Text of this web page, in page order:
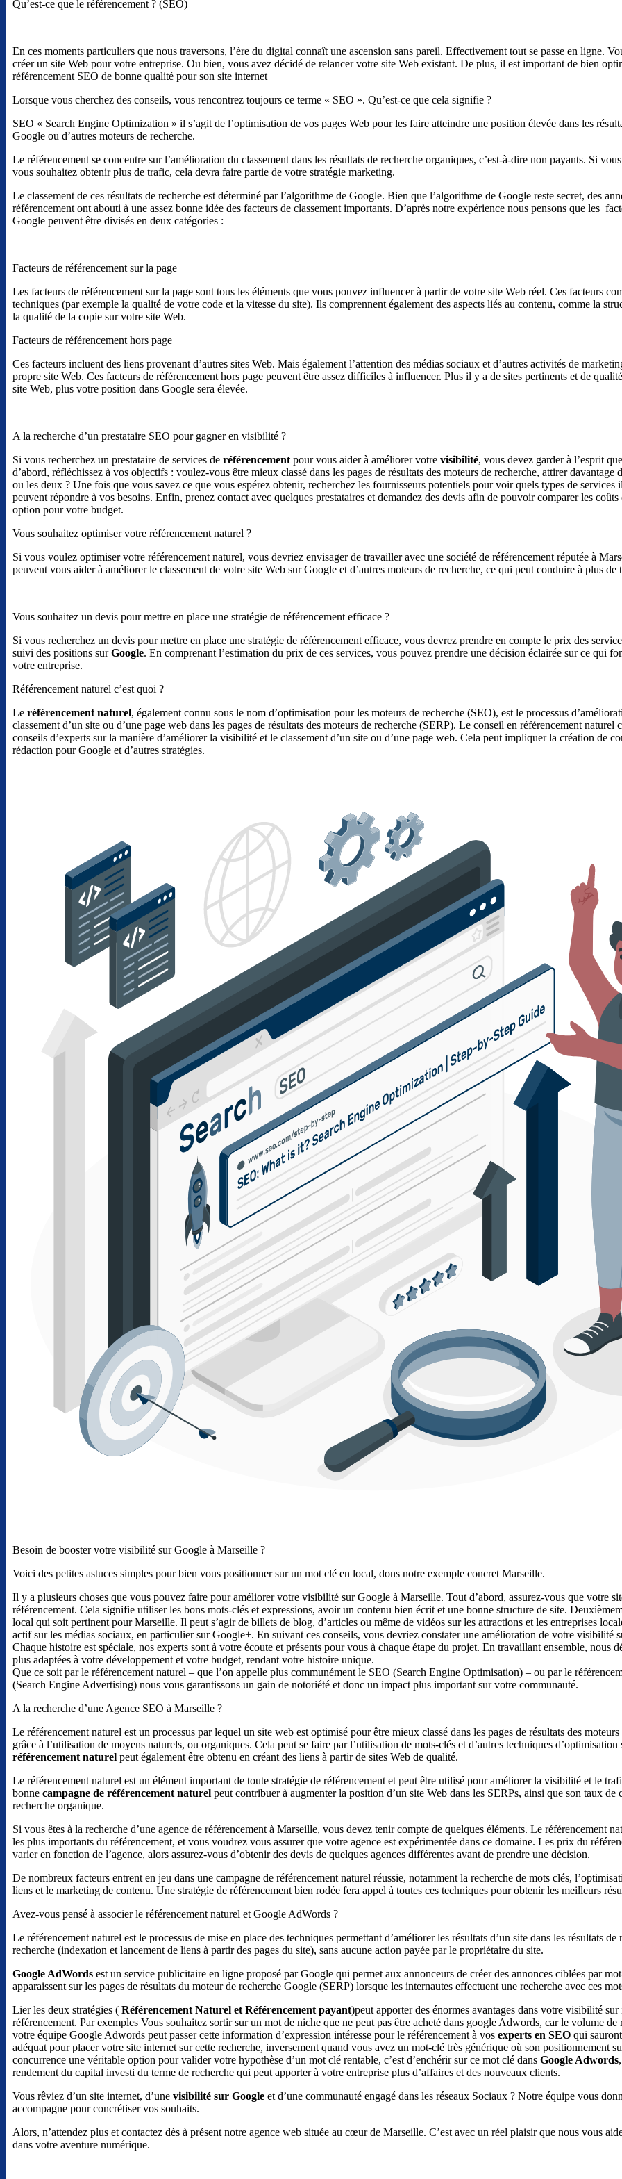
Qu’est-ce que le référencement ? (SEO)
En ces moments particuliers que nous traversons, l’ère du digital connaît une ascension sans pareil. Effectivement tout se passe en ligne.
créer un site Web pour votre entreprise. Ou bien, vous avez décidé de relancer votre site Web existant. De plus, il est important de bien
référencement SEO de bonne qualité pour son site internet
Lorsque vous cherchez des conseils, vous rencontrez toujours ce terme « SEO ». Qu’est-ce que cela signifie ?
SEO « Search Engine Optimization » il s’agit de l’optimisation de vos pages Web pour les faire atteindre une position élevée dans les
Google ou d’autres moteurs de recherche.
Le référencement se concentre sur l’amélioration du classement dans les résultats de recherche organiques, c’est-à-dire non payants. Si
vous souhaitez obtenir plus de trafic, cela devra faire partie de votre stratégie marketing.
Le classement de ces résultats de recherche est déterminé par l’algorithme de Google. Bien que l’algorithme de Google reste secret, des
référencement ont abouti à une assez bonne idée des facteurs de classement importants. D’après notre expérience nous pensons que les
Google peuvent être divisés en deux catégories :
Facteurs de référencement sur la page
Les facteurs de référencement sur la page sont tous les éléments que vous pouvez influencer à partir de votre site Web réel. Ces facteurs
techniques (par exemple la qualité de votre code et la vitesse du site). Ils comprennent également des aspects liés au contenu, comme la
la qualité de la copie sur votre site Web.
Facteurs de référencement hors page
Ces facteurs incluent des liens provenant d’autres sites Web. Mais également l’attention des médias sociaux et d’autres activités de
propre site Web. Ces facteurs de référencement hors page peuvent être assez difficiles à influencer. Plus il y a de sites pertinents et de
site Web, plus votre position dans Google sera élevée.
A la recherche d’un prestataire SEO pour gagner en visibilité ?
Si vous recherchez un prestataire de services de référencement pour vous aider à améliorer votre visibilité, vous devez garder à l’esprit
d’abord, réfléchissez à vos objectifs : voulez-vous être mieux classé dans les pages de résultats des moteurs de recherche, attirer davantage
ou les deux ? Une fois que vous savez ce que vous espérez obtenir, recherchez les fournisseurs potentiels pour voir quels types de services
peuvent répondre à vos besoins. Enfin, prenez contact avec quelques prestataires et demandez des devis afin de pouvoir comparer les
option pour votre budget.
Vous souhaitez optimiser votre référencement naturel ?
Si vous voulez optimiser votre référencement naturel, vous devriez envisager de travailler avec une société de référencement réputée à
peuvent vous aider à améliorer le classement de votre site Web sur Google et d’autres moteurs de recherche, ce qui peut conduire à plus de
Vous souhaitez un devis pour mettre en place une stratégie de référencement efficace ?
Si vous recherchez un devis pour mettre en place une stratégie de référencement efficace, vous devrez prendre en compte le prix des
suivi des positions surGoogle. En comprenant l’estimation du prix de ces services, vous pouvez prendre une décision éclairée sur ce qui
votre entreprise.
Référencement naturel c’est quoi ?
Le référencement naturel, également connu sous le nom d’optimisation pour les moteurs de recherche (SEO), est le processus
classement d’un site ou d’une page web dans les pages de résultats des moteurs de recherche (SERP). Le conseil en référencement naturel
conseils d’experts sur la manière d’améliorer la visibilité et le classement d’un site ou d’une page web. Cela peut impliquer la création de
rédaction pour Google et d’autres stratégies.
Besoin de booster votre visibilité sur Google à Marseille ?
Voici des petites astuces simples pour bien vous positionner sur un mot clé en local, dons notre exemple concret Marseille.
Il y a plusieurs choses que vous pouvez faire pour améliorer votre visibilité sur Google à Marseille. Tout d’abord, assurez-vous que votre
référencement. Cela signifie utiliser les bons mots-clés et expressions, avoir un contenu bien écrit et une bonne structure de site.
local qui soit pertinent pour Marseille. Il peut s’agir de billets de blog, d’articles ou même de vidéos sur les attractions et les entreprises
actif sur les médias sociaux, en particulier sur Google+. En suivant ces conseils, vous devriez constater une amélioration de votre visibilité
Chaque histoire est spéciale, nos experts sont à votre écoute et présents pour vous à chaque étape du projet. En travaillant ensemble, nous
plus adaptées à votre développement et votre budget, rendant votre histoire unique.
Que ce soit par le référencement naturel – que l’on appelle plus communément le SEO (Search Engine Optimisation) – ou par le
(Search Engine Advertising) nous vous garantissons un gain de notoriété et donc un impact plus important sur votre communauté.
A la recherche d’une Agence SEO à Marseille ?
Le référencement naturel est un processus par lequel un site web est optimisé pour être mieux classé dans les pages de résultats des
grâce à l’utilisation de moyens naturels, ou organiques. Cela peut se faire par l’utilisation de mots-clés et d’autres techniques
référencement naturel peut également être obtenu en créant des liens à partir de sites Web de qualité.
Le référencement naturel est un élément important de toute stratégie de référencement et peut être utilisé pour améliorer la visibilité et le
bonne campagne de référencement naturel peut contribuer à augmenter la position d’un site Web dans les SERPs, ainsi que son taux
recherche organique.
Si vous êtes à la recherche d’une agence de référencement à Marseille, vous devez tenir compte de quelques éléments. Le référencement
les plus importants du référencement, et vous voudrez vous assurer que votre agence est expérimentée dans ce domaine. Les prix du
varier en fonction de l’agence, alors assurez-vous d’obtenir des devis de quelques agences différentes avant de prendre une décision.
De nombreux facteurs entrent en jeu dans une campagne de référencement naturel réussie, notamment la recherche de mots clés,
liens et le marketing de contenu. Une stratégie de référencement bien rodée fera appel à toutes ces techniques pour obtenir les meilleurs
Avez-vous pensé à associer le référencement naturel et Google AdWords ?
Le référencement naturel est le processus de mise en place des techniques permettant d’améliorer les résultats d’un site dans les résultats de
recherche (indexation et lancement de liens à partir des pages du site), sans aucune action payée par le propriétaire du site.
Google AdWords est un service publicitaire en ligne proposé par Google qui permet aux annonceurs de créer des annonces ciblées par
apparaissent sur les pages de résultats du moteur de recherche Google (SERP) lorsque les internautes effectuent une recherche avec ces
Lier les deux stratégies ( Référencement Naturel et Référencement payant)peut apporter des énormes avantages dans votre visibilité
référencement. Par exemples Vous souhaitez sortir sur un mot de niche que ne peut pas être acheté dans google Adwords, car le volume de
votre équipe Google Adwords peut passer cette information d’expression intéresse pour le référencement à vos experts en SEO qui
adéquat pour placer votre site internet sur cette recherche, inversement quand vous avez un mot-clé très générique où son positionnement
concurrence une véritable option pour valider votre hypothèse d’un mot clé rentable, c’est d’enchérir sur ce mot clé dans Google Adwords
rendement du capital investi du terme de recherche qui peut apporter à votre entreprise plus d’affaires et des nouveaux clients.
Vous rêviez d’un site internet, d’une visibilité sur Google et d’une communauté engagé dans les réseaux Sociaux ? Notre équipe vous
accompagne pour concrétiser vos souhaits.
Alors, n’attendez plus et contactez dès à présent notre agence web située au cœur de Marseille. C’est avec un réel plaisir que nous vous
dans votre aventure numérique.